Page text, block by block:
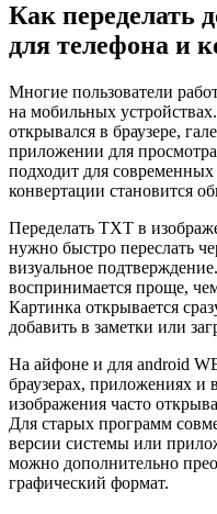
Как переделать
для телефона и
Многие пользователи
на мобильных
открывался в браузере,
приложении для
подходит для
конвертации становится
Переделать TXT в
нужно быстро переслать
визуальное
воспринимается проще,
Картинка открывается
добавить в заметки или
На айфоне и для android
браузерах, приложениях и
изображения часто
Для старых программ
версии системы или
можно дополнительно
графический формат.